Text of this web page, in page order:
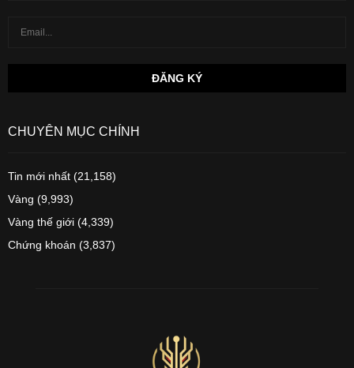
CHUYÊN MỤC CHÍNH
Tin mới nhất (21,158)
Vàng (9,993)
Vàng thế giới (4,339)
Chứng khoán (3,837)